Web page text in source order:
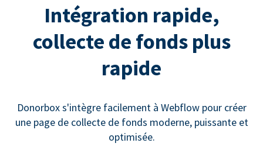
Intégration rapide,
collecte de fonds plus
rapide
Donorbox s'intègre facilement à Webflow pour créer
une page de collecte de fonds moderne, puissante et
optimisée.